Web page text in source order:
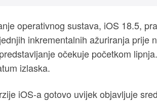
operativnog sustava, iOS 18.5,
inkrementalnih ažuriranja prije
očekuje početkom
izlaska.
iOS-a gotovo uvijek objavljuje